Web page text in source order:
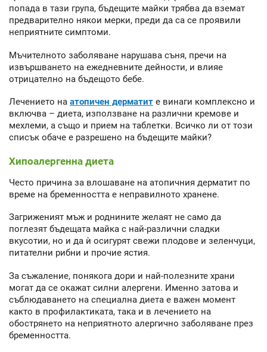
попада в тази група, бъдещите майки трябва да вземат
предварително някои мерки, преди да са се проявили
неприятните симптоми.
Мъчителното заболяване нарушава съня, пречи на
извършването на ежедневните дейности, и влияе
отрицателно на бъдещото бебе.
Лечението на атопичен дерматит е винаги комплексно и
включва – диета, използване на различни кремове и
мехлеми, а също и прием на таблетки. Всичко ли от този
списък обаче е разрешено на бъдещите майки?
Хипоалергенна диета
Често причина за влошаване на атопичния дерматит по
време на бременността е неправилното хранене.
Загриженият мъж и роднините желаят не само да
поглезят бъдещата майка с най-различни сладки
вкусотии, но и да ѝ осигурят свежи плодове и зеленчуци,
питателни рибни и прочие ястия.
За съжаление, понякога дори и най-полезните храни
могат да се окажат силни алергени. Именно затова и
съблюдаването на специална диета е важен момент
както в профилактиката, така и в лечението на
обострянето на неприятното алергично заболяване през
бременността.